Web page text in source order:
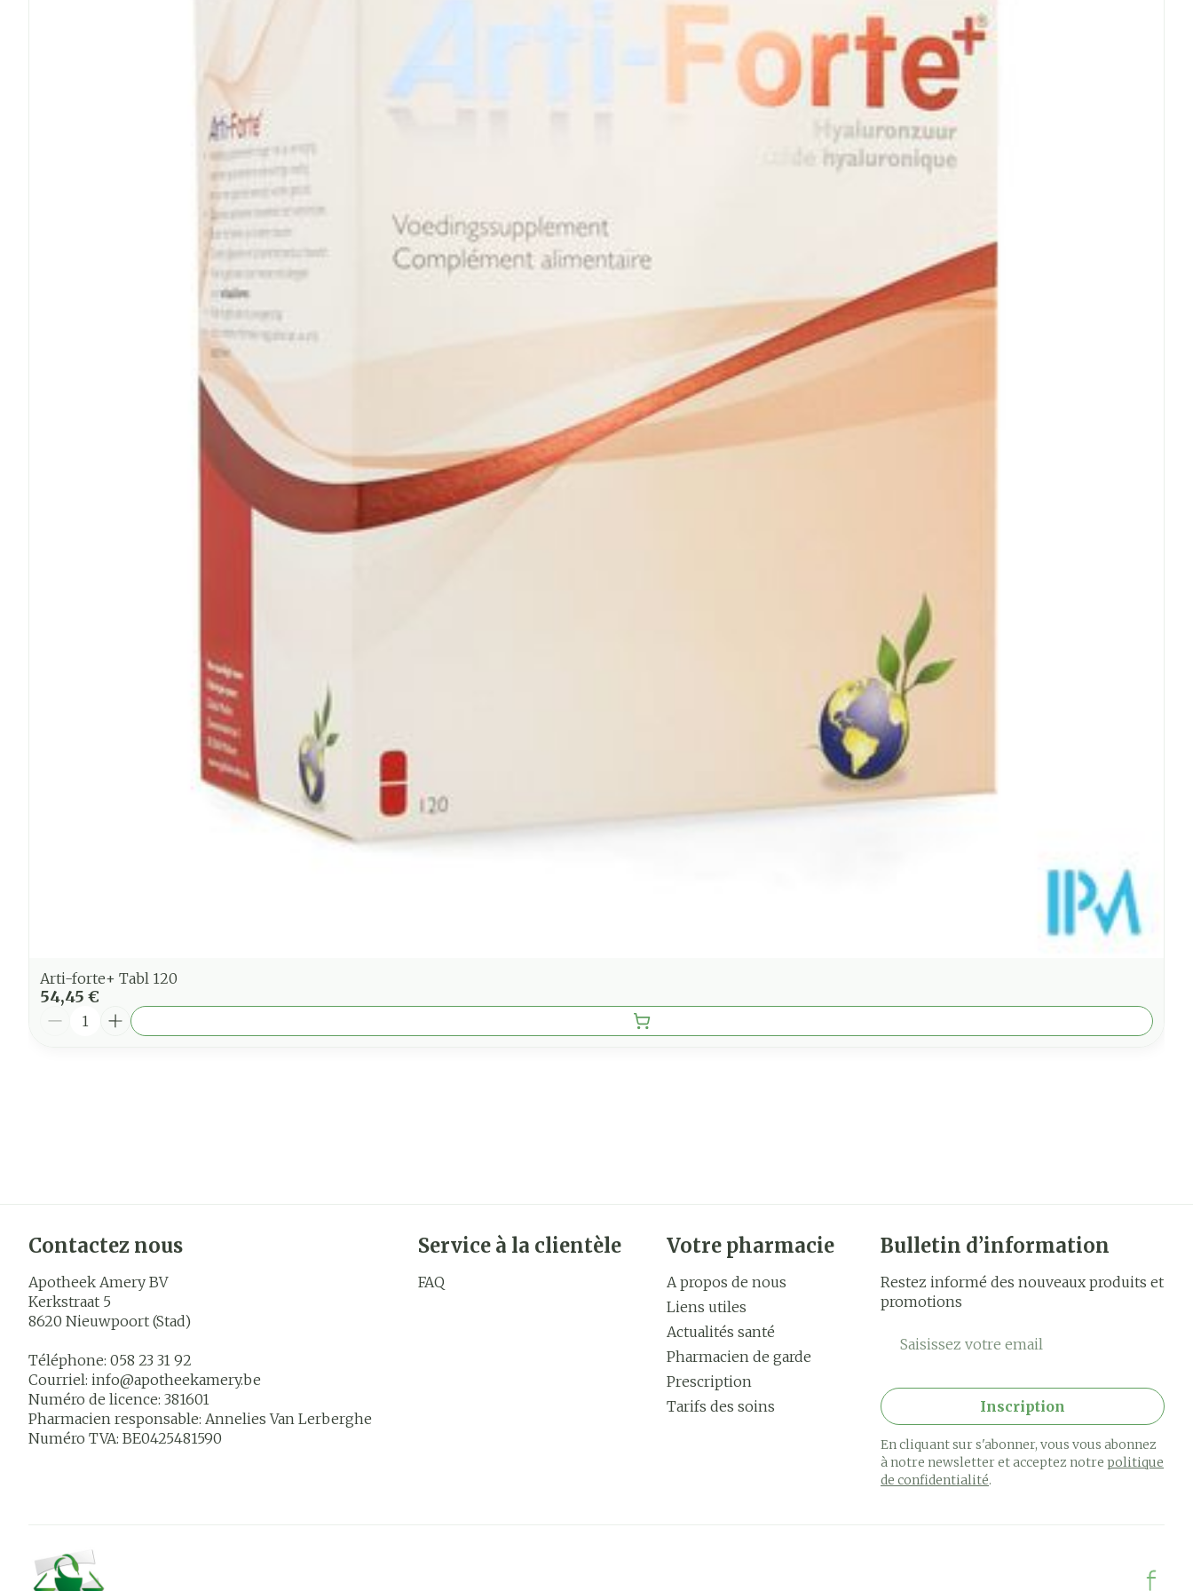
Arti-forte+ Tabl 120
54,45 €
Quantité
Contactez nous
Apotheek Amery BV
Kerkstraat 5
8620 Nieuwpoort (Stad)
Téléphone: 058 23 31 92
Courriel: info@apotheekamery.be
Numéro de licence: 381601
Pharmacien responsable: Annelies Van Lerberghe
Numéro TVA: BE0425481590
Service à la clientèle
FAQ
Votre pharmacie
A propos de nous
Liens utiles
Actualités santé
Pharmacien de garde
Prescription
Tarifs des soins
Bulletin d’information
Restez informé des nouveaux produits et
promotions
Adresse mail
Inscription
En cliquant sur s'abonner, vous vous abonnez
à notre newsletter et acceptez notrepolitique
de confidentialité.